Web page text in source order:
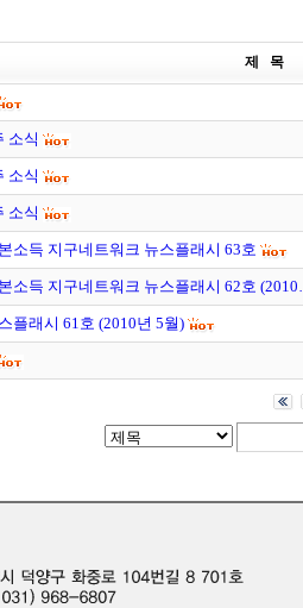
제 목
소식
소식
소식
소득 지구네트워크 뉴스플래시 63호
소득 지구네트워크 뉴스플래시 62호
플래시 61호 (2010년 5월)